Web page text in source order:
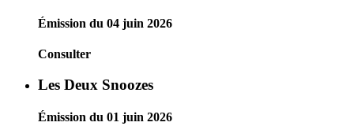
Émission du 04 juin 2026
Consulter
Les Deux Snoozes
Émission du 01 juin 2026